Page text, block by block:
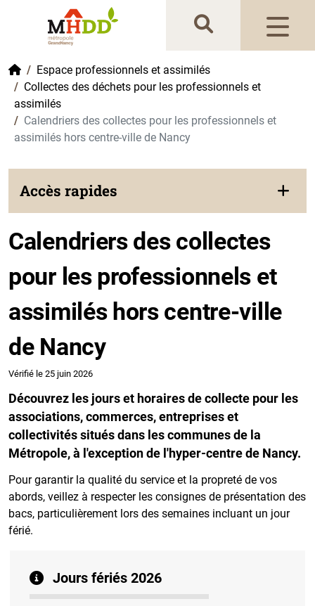
Gestion de vos préférences sur les cookies
AccueilEspace professionnels et assimilés
Collectes des déchets pour les professionnels et
assimilés
Calendriers des collectes pour les professionnels et
assimilés hors centre-ville de Nancy
Accès rapides
Calendriers des collectes
pour les professionnels et
assimilés hors centre-ville
de Nancy
Vérifié le 25 juin 2026
Découvrez les jours et horaires de collecte pour les
associations, commerces, entreprises et
collectivités situés dans les communes de la
Métropole, à l'exception de l'hyper-centre de Nancy.
Pour garantir la qualité du service et la propreté de vos
abords, veillez à respecter les consignes de présentation des
bacs, particulièrement lors des semaines incluant un jour
férié.
Jours fériés 2026